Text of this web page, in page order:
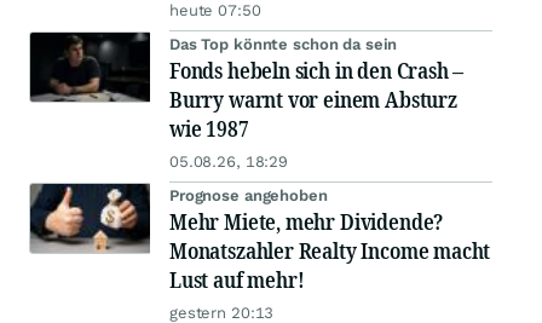
heute 07:50
Das Top könnte schon da sein
Fonds hebeln sich in den Crash –
Burry warnt vor einem Absturz
wie 1987
05.08.26, 18:29
Prognose angehoben
Mehr Miete, mehr Dividende?
Monatszahler Realty Income macht
Lust auf mehr!
gestern 20:13